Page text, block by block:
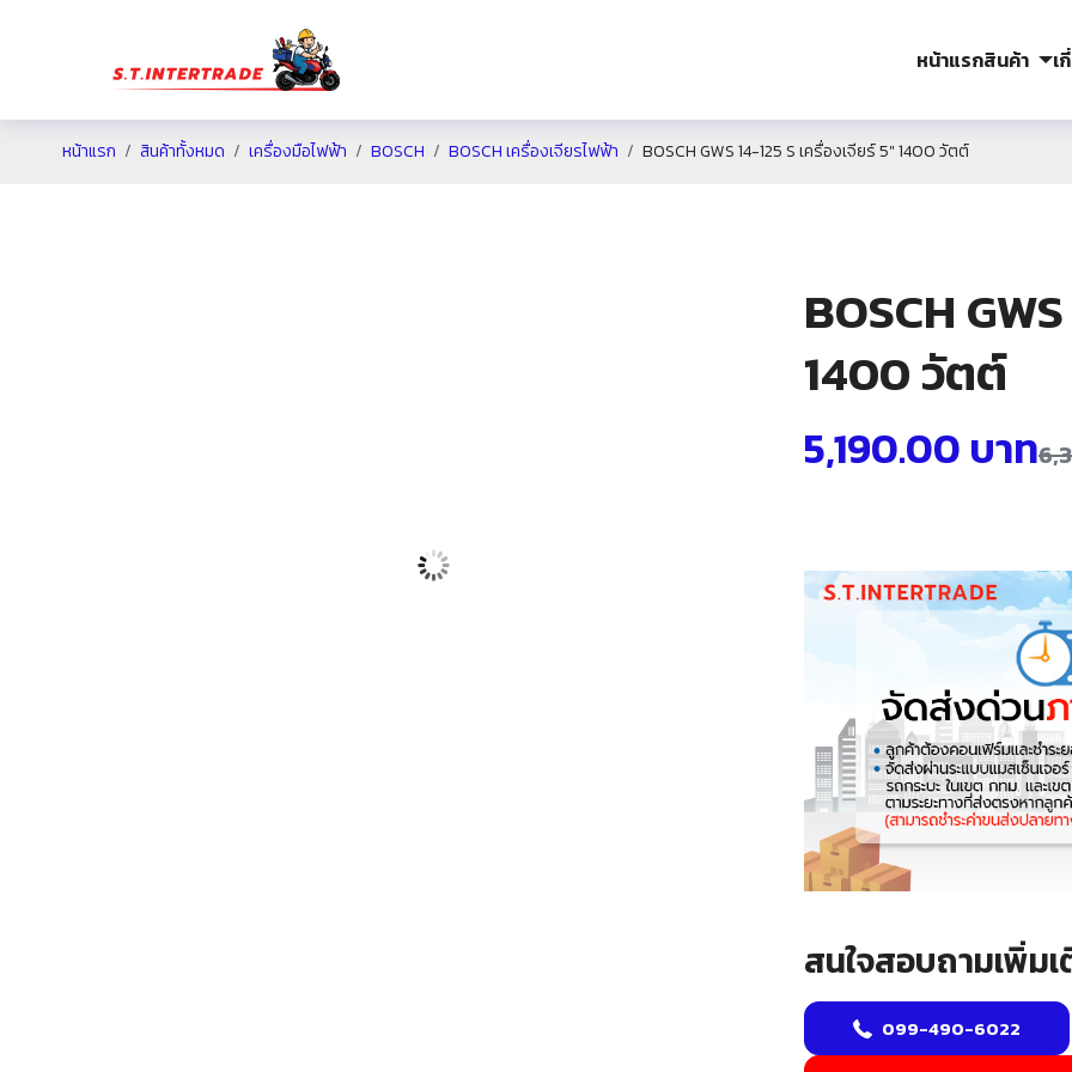
หน้าแรกสินค้า เ
หน้าแรก สินค้าทั้งหมด เครื่องมือไฟฟ้า BOSCH BOSCH เครื่องเจียรไฟฟ้า BOSCH GWS 14-125 S เครื่องเจียร์ 5″ 1400 วัตต์
BOSCH
1400 วัตต์
5,190.00 บาท
สนใจสอบถามเพิ่ม
099-490-6022